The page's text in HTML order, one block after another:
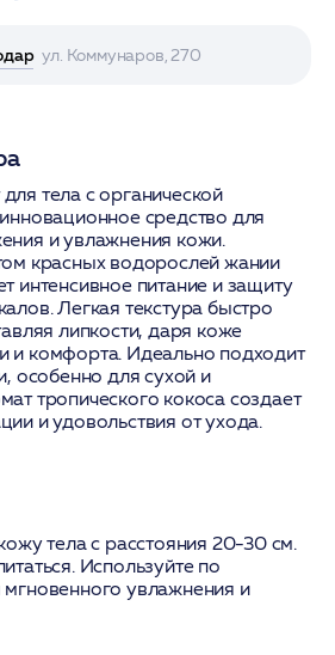
ул. Коммунаров, 270
тела с органической
средство для
и увлажнения кожи.
красных водорослей жании
интенсивное питание и защиту
Легкая текстура быстро
липкости, даря коже
и комфорта. Идеально подходит
особенно для сухой и
тропического кокоса создает
и удовольствия от ухода.
тела с расстояния 20-30 см.
Используйте по
увлажнения и